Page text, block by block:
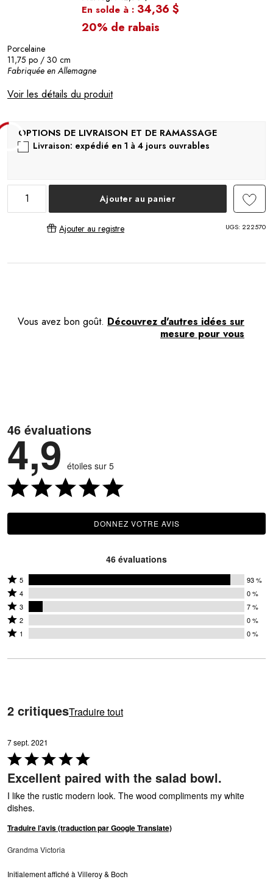
En solde à : 34,36 $
20% de rabais
Porcelaine
11,75 po / 30 cm
Fabriquée en Allemagne
Voir les détails du produit
Livraison: expédié en 1 à 4 jours ouvrables
Ajouter au panier
Ajouter au registre UGS: 222570
Vous avez bon goût. Découvrez d'autres idées sur
mesure pour vous
46 évaluations
4,9 étoiles sur 5
DONNEZ VOTRE AVIS
46 évaluations
Coté
5
étoiles
par
93 %
évaluateurs
5 93 %
Coté
4
étoiles
par
des
4 0 %
Coté
3
étoiles
7 %
3 7 %
Coté
2
par
2 0 %
Coté
par
1 0 %
2 critiquesTraduire tout
7 sept. 2021
Coté
5 sur
5
Excellent paired with the salad bowl.
I like the rustic modern look. The wood compliments my white
dishes.
Traduire l'avis (traduction par Google Translate)
Grandma Victoria
Initialement affiché à Villeroy & Boch